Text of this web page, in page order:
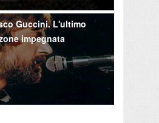
Guccini. L'ultimo
impegnata